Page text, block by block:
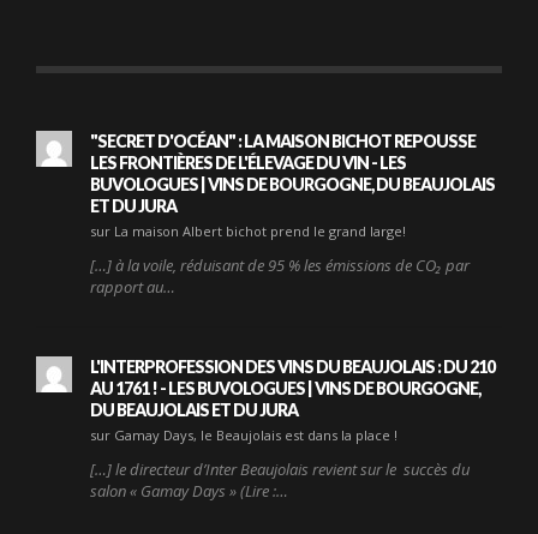
"SECRET D'OCÉAN" : LA MAISON BICHOT REPOUSSE
LES FRONTIÈRES DE L'ÉLEVAGE DU VIN - LES
BUVOLOGUES | VINS DE BOURGOGNE, DU BEAUJOLAIS
ET DU JURA
sur La maison Albert bichot prend le grand large!
[…] à la voile, réduisant de 95 % les émissions de CO₂ par
rapport au…
L'INTERPROFESSION DES VINS DU BEAUJOLAIS : DU 210
AU 1761 ! - LES BUVOLOGUES | VINS DE BOURGOGNE,
DU BEAUJOLAIS ET DU JURA
sur Gamay Days, le Beaujolais est dans la place !
[…] le directeur d’Inter Beaujolais revient sur le succès du
salon « Gamay Days » (Lire :…